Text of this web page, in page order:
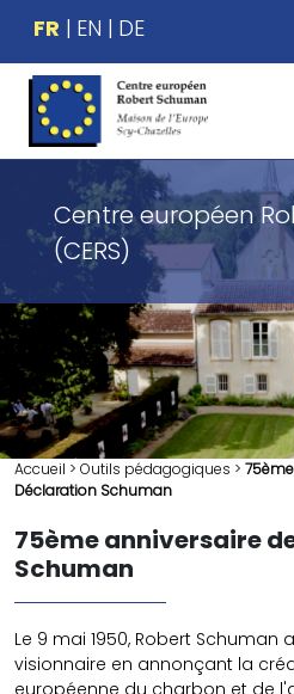
FR EN DE
Centre européen
(CERS)
Accueil > Outils pédagogiques >
Déclaration Schuman
75ème anniversaire
Schuman
Le 9 mai 1950, Robert
visionnaire en annonçant la
européenne du charbon et de